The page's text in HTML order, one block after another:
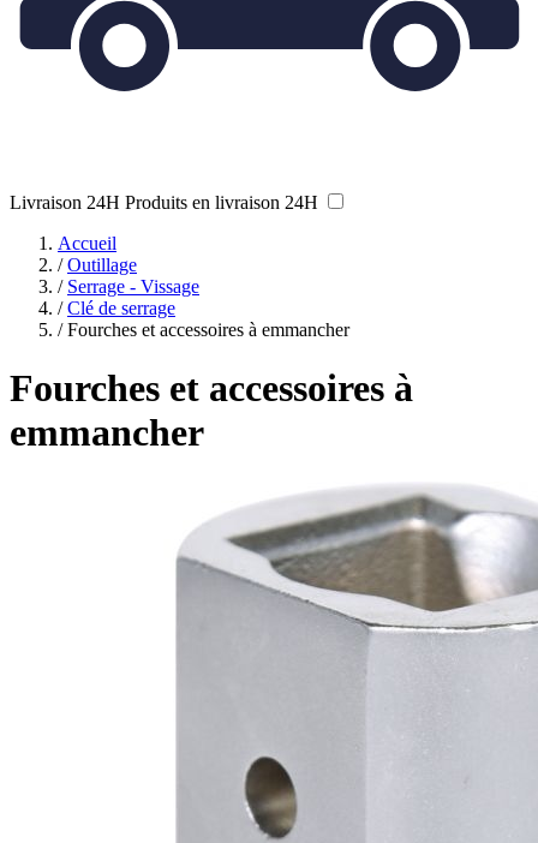
Livraison 24H Produits en livraison 24H
Accueil
/ Outillage
/ Serrage - Vissage
/ Clé de serrage
/ Fourches et accessoires à emmancher
Fourches et accessoires à
emmancher